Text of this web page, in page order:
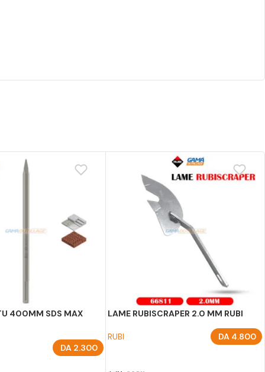
400MM SDS MAX
DA2.300
LAME RUBISCRAPER 2.0 MM RUBI
RUBI DA4.800